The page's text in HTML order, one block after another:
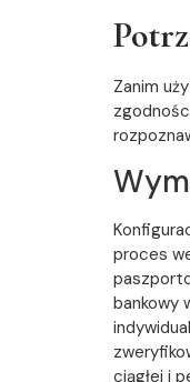
Zanim
proces
bankowy
ciągłej i